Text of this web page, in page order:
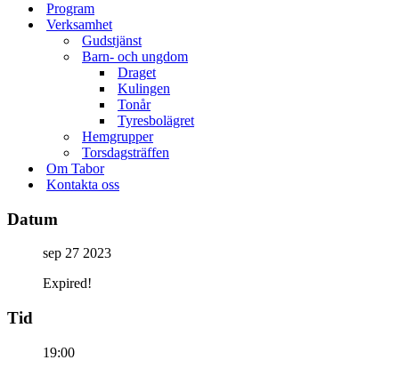
Program
Verksamhet
Gudstjänst
Barn- och ungdom
Draget
Kulingen
Tonår
Tyresbolägret
Hemgrupper
Torsdagsträffen
Om Tabor
Kontakta oss
Datum
sep 27 2023
Expired!
Tid
19:00